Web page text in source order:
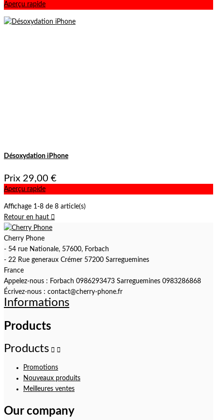
Aperçu rapide
Désoxydation iPhone
Prix 29,00 €
Aperçu rapide
Affichage 1-8 de 8 article(s)
Retour en haut 
Cherry Phone
- 54 rue Nationale, 57600, Forbach
- 22 Rue generaux Crémer 57200 Sarreguemines
France
Appelez-nous : Forbach 0986293473 Sarreguemines 0983286868
Écrivez-nous : contact@cherry-phone.fr
Informations
Products
Products  
Promotions
Nouveaux produits
Meilleures ventes
Our company